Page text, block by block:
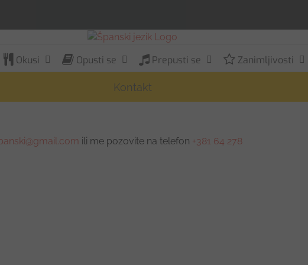
Okusi Opusti se Prepusti se Zanimljivosti
Kontakt
ili me pozovite na telefon +381 64 278